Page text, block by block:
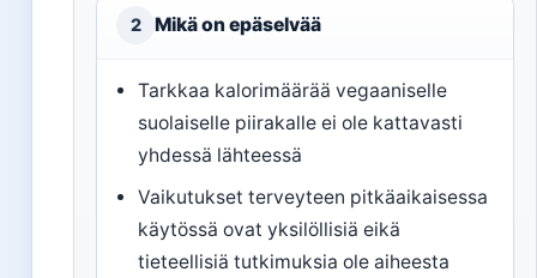
2 Mikä on epäselvää
Tarkkaa kalorimäärää vegaaniselle
suolaiselle piirakalle ei ole kattavasti
yhdessä lähteessä
Vaikutukset terveyteen pitkäaikaisessa
käytössä ovat yksilöllisiä eikä
tieteellisiä tutkimuksia ole aiheesta